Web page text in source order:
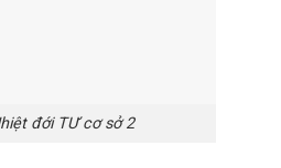
đới TƯ cơ sở 2